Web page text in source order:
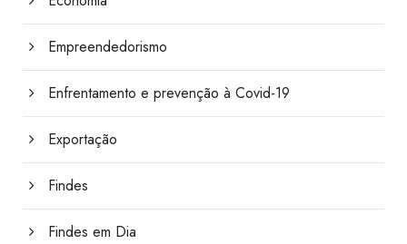
Empreendedorismo
Enfrentamento e prevenção à Covid-19
Exportação
Findes
Findes em Dia